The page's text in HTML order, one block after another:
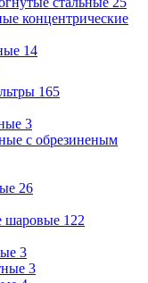
концентрические
14
165
3
с обрезиненым
26
шаровые 122
3
3